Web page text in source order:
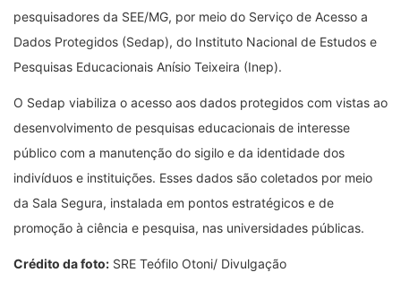
pesquisadores da SEE/MG, por meio do Serviço de Acesso a
Dados Protegidos (Sedap), do Instituto Nacional de Estudos e
Pesquisas Educacionais Anísio Teixeira (Inep).
O Sedap viabiliza o acesso aos dados protegidos com vistas ao
desenvolvimento de pesquisas educacionais de interesse
público com a manutenção do sigilo e da identidade dos
indivíduos e instituições. Esses dados são coletados por meio
da Sala Segura, instalada em pontos estratégicos e de
promoção à ciência e pesquisa, nas universidades públicas.
Crédito da foto: SRE Teófilo Otoni/ Divulgação